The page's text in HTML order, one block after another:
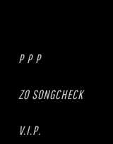
P P P
ZO SONGCHECK
V.I.P.